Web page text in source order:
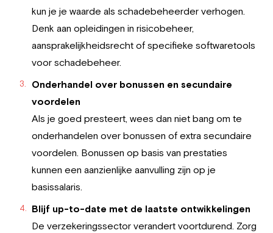
kun je je waarde als schadebeheerder verhogen.
Denk aan opleidingen in risicobeheer,
aansprakelijkheidsrecht of specifieke softwaretools
voor schadebeheer.
Onderhandel over bonussen en secundaire
voordelen
Als je goed presteert, wees dan niet bang om te
onderhandelen over bonussen of extra secundaire
voordelen. Bonussen op basis van prestaties
kunnen een aanzienlijke aanvulling zijn op je
basissalaris.
Blijf up-to-date met de laatste ontwikkelingen
De verzekeringssector verandert voortdurend. Zorg